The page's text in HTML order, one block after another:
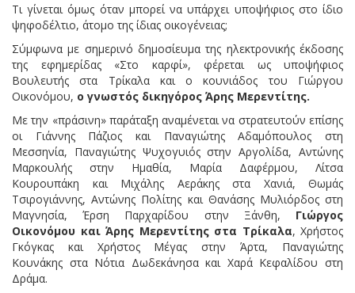
Τι γίνεται όμως όταν μπορεί να υπάρχει υποψήφιος στο ίδιο
ψηφοδέλτιο, άτομο της ίδιας οικογένειας;
Σύμφωνα με σημερινό δημοσίευμα της ηλεκτρονικής έκδοσης
της εφημερίδας «Στο καρφί», φέρεται ως υποψήφιος
Βουλευτής στα Τρίκαλα και ο κουνιάδος του Γιώργου
Οικονόμου, ο γνωστός δικηγόρος Άρης Μερεντίτης.
Με την «πράσινη» παράταξη αναμένεται να στρατευτούν επίσης
οι Γιάννης Πάζιος και Παναγιώτης Αδαμόπουλος στη
Μεσσηνία, Παναγιώτης Ψυχογυιός στην Αργολίδα, Αντώνης
Μαρκουλής στην Ημαθία, Μαρία Δαφέρμου, Λίτσα
Κουρουπάκη και Μιχάλης Αεράκης στα Χανιά, Θωμάς
Τσιρογιάννης, Αντώνης Πολίτης και Θανάσης Μυλιόρδος στη
Μαγνησία, Έρση Παρχαρίδου στην Ξάνθη, Γιώργος
Οικονόμου και Άρης Μερεντίτης στα Τρίκαλα, Χρήστος
Γκόγκας και Χρήστος Μέγας στην Άρτα, Παναγιώτης
Κουνάκης στα Νότια Δωδεκάνησα και Χαρά Κεφαλίδου στη
Δράμα.